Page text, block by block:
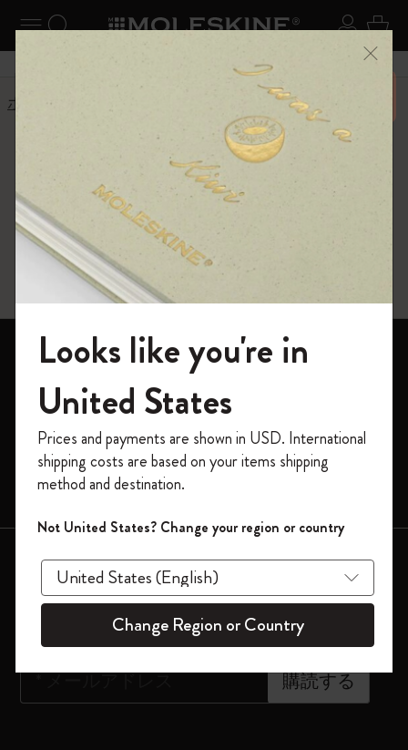
ナビゲーションの切替 ログ
検索 (キーワードなど) カ
6,500円以上のご購入で送料無料 メニ
ーを閉じる
ホーム
Paper products
FSC™ certified
ノートブック
ダイアリー
限定版
バッグ
会員登録はこちら
ニュースレター登録
購読する
*メールアドレス
モレスキンの世界へようこそ
「WELCOME10」を入力すると、初回注
文が10%オフ＋送料無料になります。セ
ール・アウトレット品は適用外。
Moleskineアカウントを作成して限定オフ
ァーや会員特典、さらに多くのインスピ
レーションを手に入れましょう。
今すぐ会員登録 !
Looks like you're in
United States
Prices and payments are shown in USD. International
shipping costs are based on your items shipping
method and destination.
Not United States? Change your region or country
Change Region or Country